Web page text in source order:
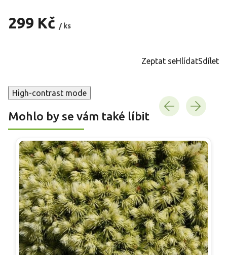
299 Kč / ks
Zeptat seHlídatSdílet
High-contrast mode
Mohlo by se vám také líbit